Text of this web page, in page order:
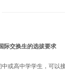
际交换生的选拔要求
中或高中学学生，可以